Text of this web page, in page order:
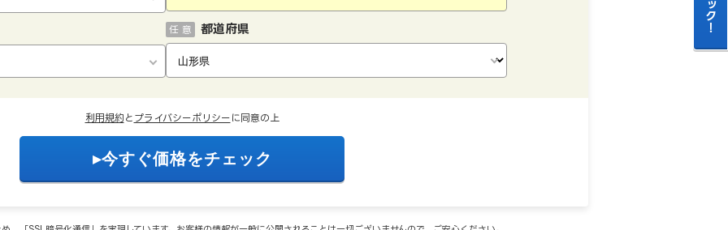
都道府県
任 意
利用規約 と プライバシーポリシー に同意の上